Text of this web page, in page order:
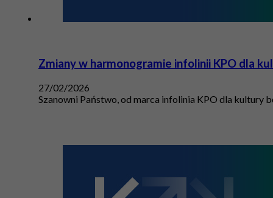
Zmiany w harmonogramie infolinii KPO dla
27/02/2026
Szanowni Państwo, od marca infolinia KPO dla kultury